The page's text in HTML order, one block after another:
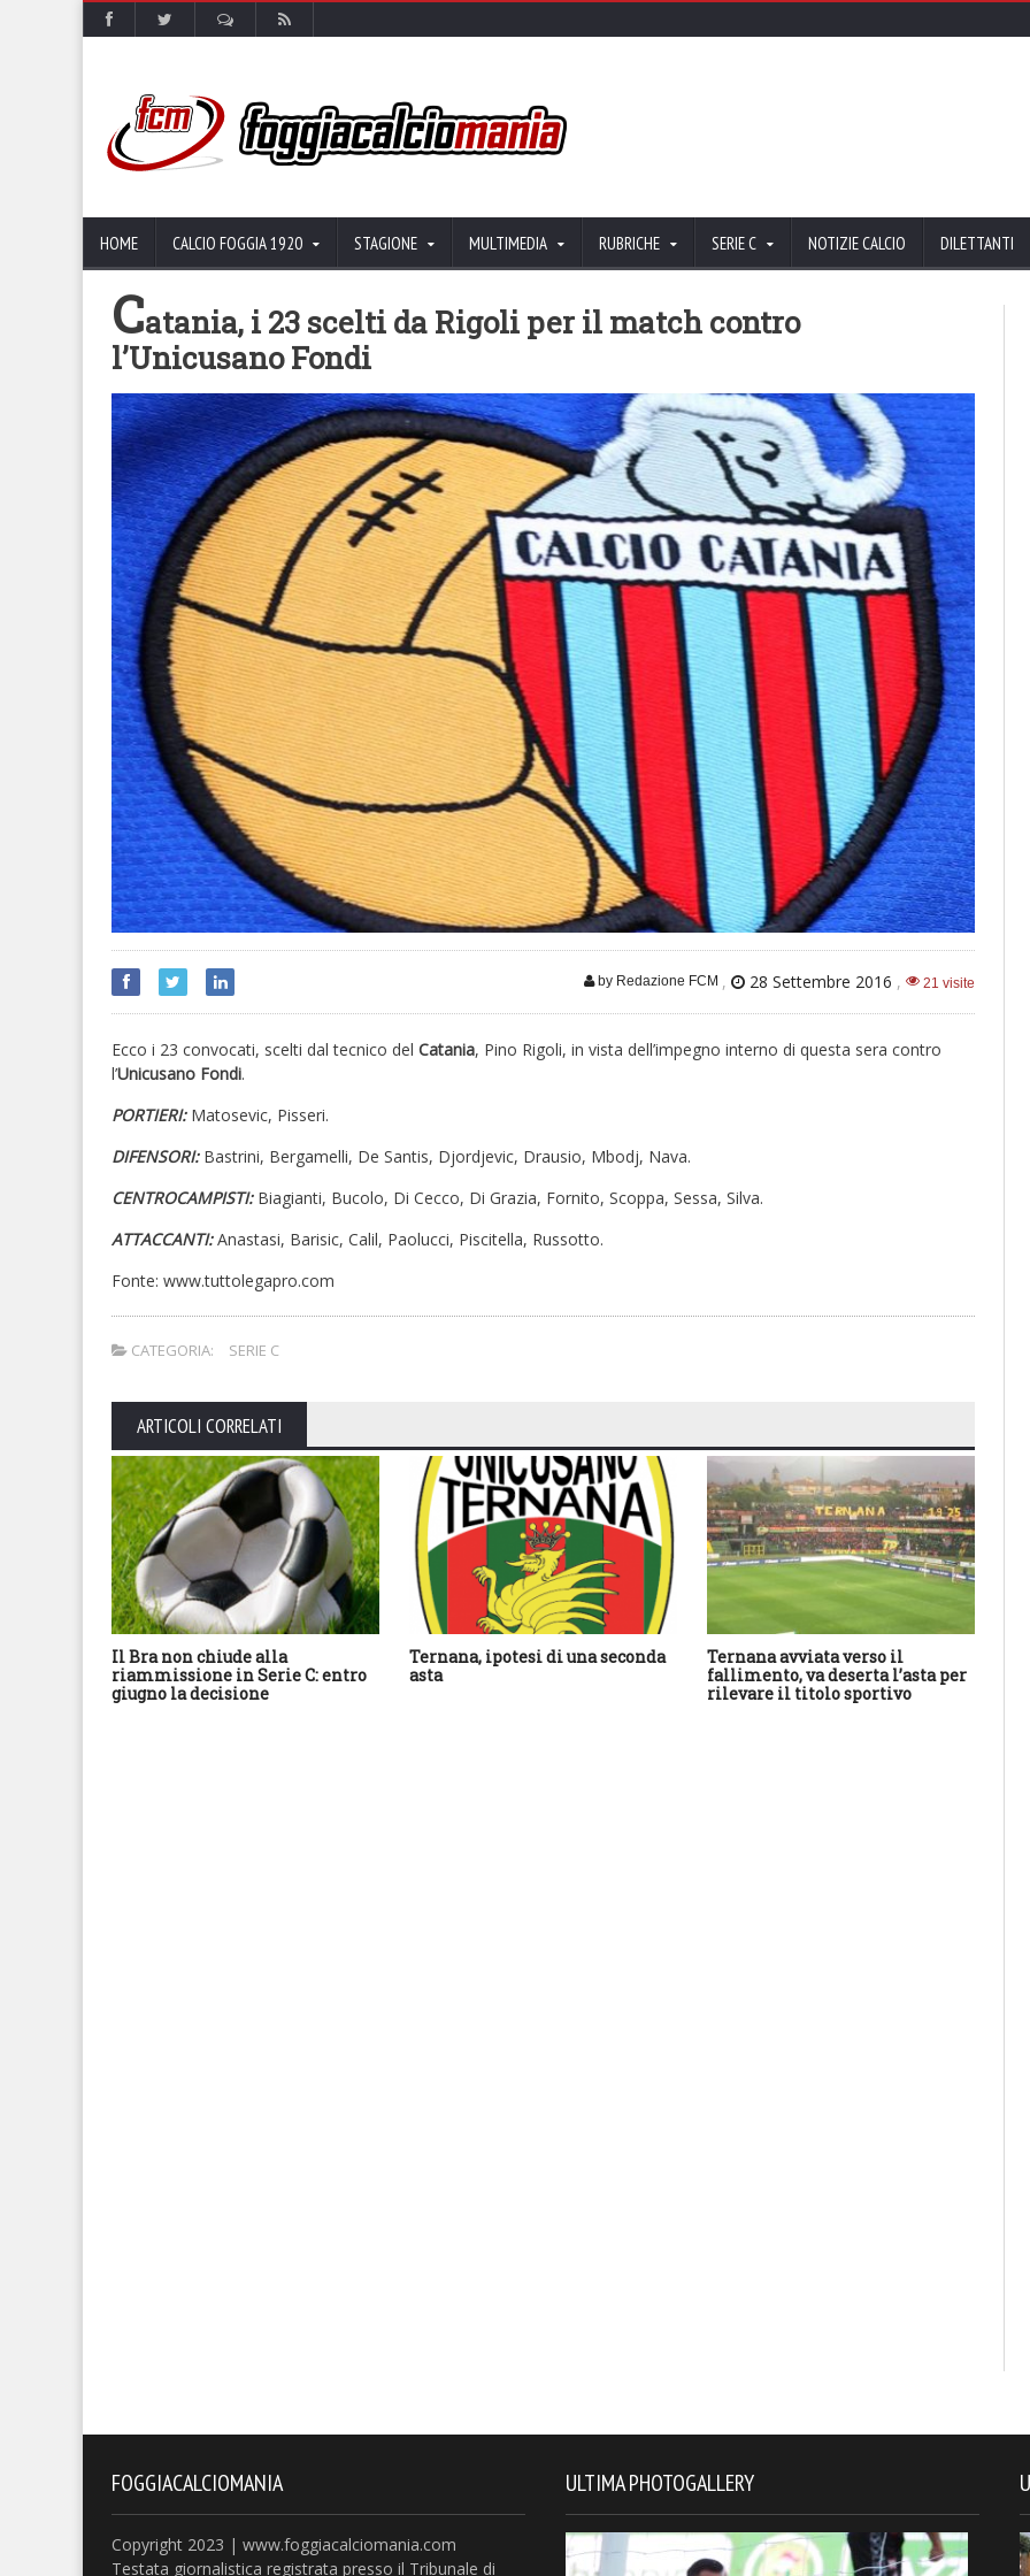
HOME CALCIO FOGGIA 1920 STAGIONE MULTIMEDIA RUBRICHE SERIE C NOTIZIE CALCIO DILETTANTI
Catania, i 23 scelti da Rigoli per il match contro
l’Unicusano Fondi
by Redazione FCM , 28 Settembre 2016 , 21 visite
Ecco i 23 convocati, scelti dal tecnico del Catania, Pino Rigoli, in vista dell’impegno interno di questa sera contro
l’Unicusano Fondi.
PORTIERI: Matosevic, Pisseri.
DIFENSORI:Bastrini, Bergamelli, De Santis, Djordjevic, Drausio, Mbodj, Nava.
CENTROCAMPISTI:Biagianti, Bucolo, Di Cecco, Di Grazia, Fornito, Scoppa, Sessa, Silva.
ATTACCANTI:Anastasi, Barisic, Calil, Paolucci, Piscitella, Russotto.
Fonte: www.tuttolegapro.com
CATEGORIA: SERIE C
ARTICOLI CORRELATI
Il Bra non chiude alla
riammissione in Serie C: entro
giugno la decisione
Ternana, ipotesi di una seconda
asta
Ternana avviata verso il
fallimento, va deserta l’asta per
rilevare il titolo sportivo
FOGGIACALCIOMANIA
Copyright 2023 | www.foggiacalciomania.com
Testata giornalistica registrata presso il Tribunale di
ULTIMA PHOTOGALLERY